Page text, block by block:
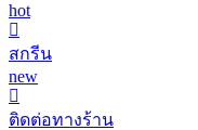
hot
สกรีน
new
ติดต่อทางร้าน